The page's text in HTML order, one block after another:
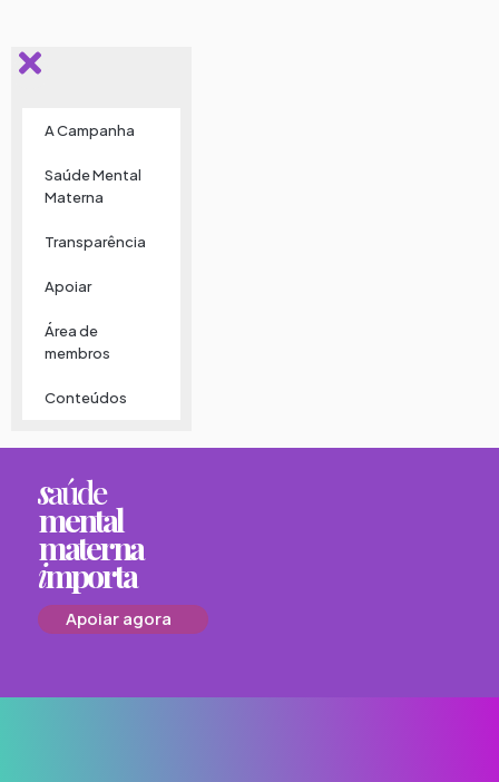
A Campanha
Saúde Mental
Materna
Transparência
Apoiar
Área de
membros
Conteúdos
saúde
mental
materna
importa
Apoiar agora